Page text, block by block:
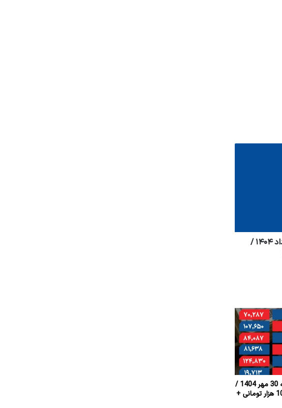
قیمت طلا و سکه امروز سه شنبه ۲۱ مرداد ۱۴۰۴ /
قیمت دلار امروز چهارشنبه 30 مهر 1404 /
ماندگاری دلار در کانال 107 هزار تومانی +